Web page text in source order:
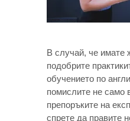
В случай, че имате
подобрите
обучението по
помислите не само
препоръките на
спрете да правите